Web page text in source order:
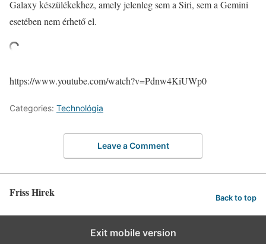
Galaxy készülékekhez, amely jelenleg sem a Siri, sem a Gemini
esetében nem érhető el.
https://www.youtube.com/watch?v=Pdnw4KiUWp0
Categories: Technológia
Leave a Comment
Friss Hirek Back to top
Exit mobile version